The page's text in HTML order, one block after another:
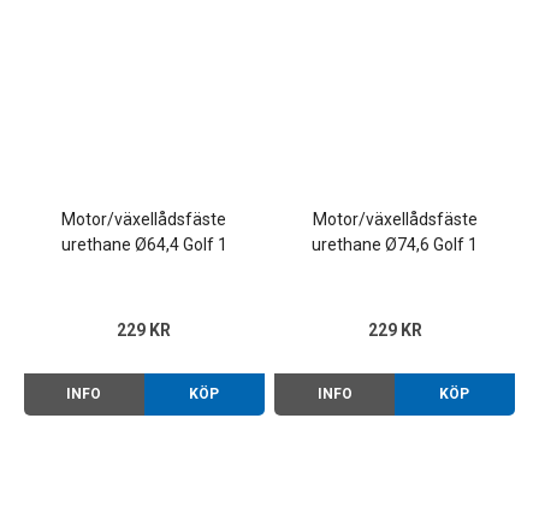
Motor/växellådsfäste
urethane Ø64,4 Golf 1
229 KR
INFO KÖP
Motor/växellådsfäste
urethane Ø74,6 Golf 1
229 KR
INFO KÖP